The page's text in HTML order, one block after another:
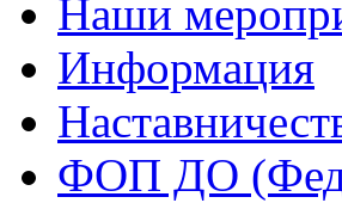
Наши
Информация
ФОП ДО